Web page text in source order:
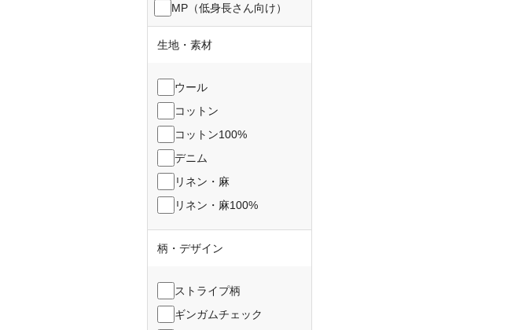
MP（低身長さん向け）
生地・素材
ウール
コットン
コットン100%
デニム
リネン・麻
リネン・麻100%
柄・デザイン
ストライプ柄
ギンガムチェック